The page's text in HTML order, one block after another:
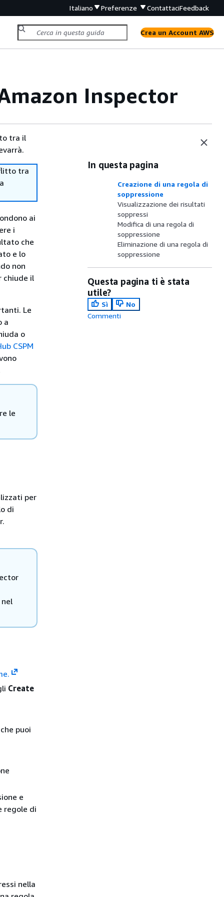
Italiano Preferenze ContattaciFeedback
Crea un Account AWS
Inspector
tra il
tra
ai
i
che
e lo
non
chiude il
Le
a
o
CSPM
le
per
di
Create
puoi
e
regole di
nella
In questa pagina
Creazione di una regola di
soppressione
Visualizzazione dei risultati
soppressi
Modifica di una regola di
soppressione
Eliminazione di una regola di
soppressione
Questa pagina ti è stata
utile?
Sì
No
Commenti